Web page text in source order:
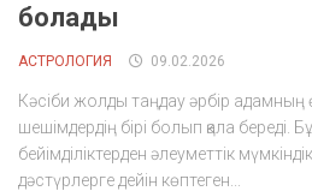
болады
АСТРОЛОГИЯ 09.02.2026
Кәсіби жолды таңдау әрбір адамның
шешімдердің бірі болып қала береді.
бейімділіктерден әлеуметтік
дәстүрлерге дейін көптеген...